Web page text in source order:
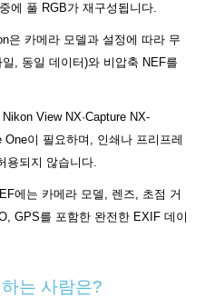
에 풀 RGB가 재구성됩니다.
은 카메라 모델과 설정에 따라 무
, 동일 데이터)와 비압축 NEF를
View NX·Capture NX-
One이 필요하며, 인쇄나 프리프레
용되지 않습니다.
에는 카메라 모델, 렌즈, 초점 거
GPS를 포함한 완전한 EXIF 데이
는 사람은?